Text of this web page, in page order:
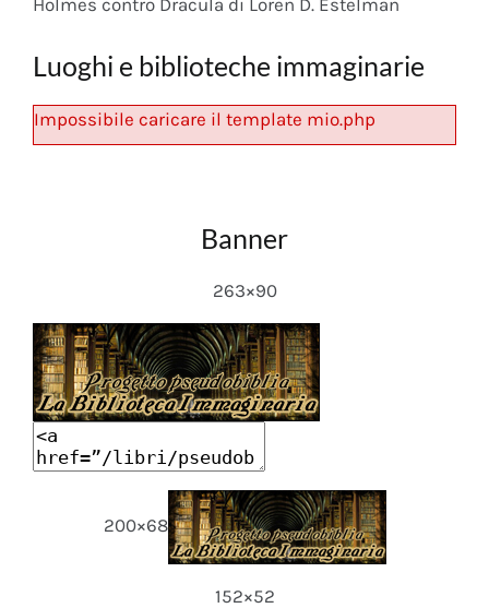
Luoghi e biblioteche immaginarie
Impossibile caricare il template mio.php
Banner
263×90
200×68
152×52